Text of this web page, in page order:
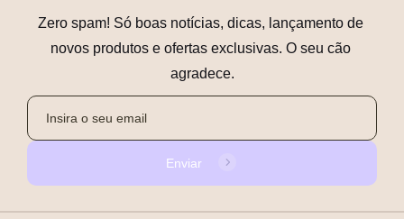
Zero spam! Só boas notícias, dicas, lançamento de
novos produtos e ofertas exclusivas. O seu cão
agradece.
Enviar